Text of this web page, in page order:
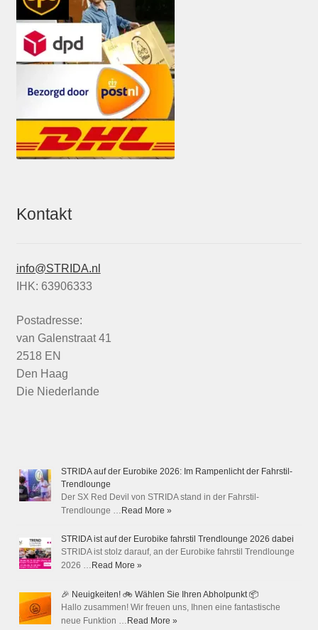
Kontakt
info@STRIDA.nl
IHK: 63906333
Postadresse:
van Galenstraat 41
2518 EN
Den Haag
Die Niederlande
STRIDA auf der Eurobike 2026: Im Rampenlicht der Fahrstil-
Trendlounge
Der SX Red Devil von STRIDA stand in der Fahrstil-
Trendlounge … Read More »
STRIDA ist auf der Eurobike fahrstil Trendlounge 2026 dabei
STRIDA ist stolz darauf, an der Eurobike fahrstil Trendlounge
2026 … Read More »
🎉 Neuigkeiten! 🚲 Wählen Sie Ihren Abholpunkt 📦
Hallo zusammen! Wir freuen uns, Ihnen eine fantastische
neue Funktion … Read More »